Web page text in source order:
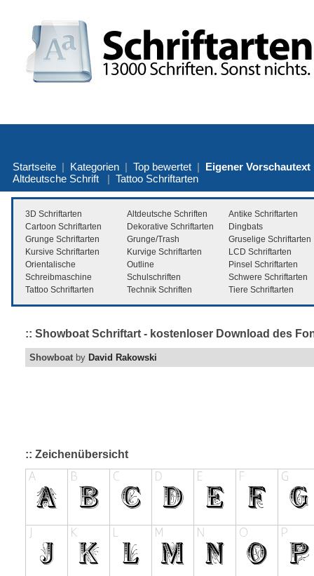
Startseite | Kategorien | Top bewertet | Eigener Vorschautext
Altdeutsche Schrift | Tattoo Schriftarten
3D Schriftarten Altdeutsche Schriften
Antike Schriftarten
Cartoon Schriftarten
Dekorative Schriftarten
Dingbats
Grunge Schriftarten
Grunge/Trash
Gruselige Schriftarten
Kursive Schriftarten
Kurvige Schriftarten
LCD Schriftarten
Orientalische
Outline
Pinsel Schriftarten
Schreibmaschine
Schulschriften
Schwere Schriftarten
Tattoo Schriftarten
Technik Schriften Tiere Schriftarten
:: Showboat Schriftart - kostenloser Download des
Showboat by David Rakowski
:: Zeichenübersicht